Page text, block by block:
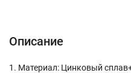
Описание
1. Материал: Цинковый